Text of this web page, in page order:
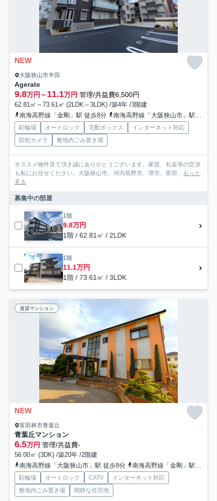
NEW
大阪狭山市半田
Agerate
9.8万円～11.1万円 管理/共益費6,500円
62.81㎡～73.61㎡ (2LDK～3LDK) /築4年 /3階建
南海高野線「金剛」駅 徒歩8分
南海高野線「大阪狭山市」駅 徒歩20分
駐輪場 オートロック 宅配ボックス
インターネット対応
防犯カメラ
敷地内ごみ置き場
オススメ物件見て頂き誠にありがとうございます。家賃、礼金等の交渉
も私にお任せください。大阪狭山市、河内長野市、堺市、富田...
もっと
見る
募集中の部屋
1階
9.8万円
1階 / 62.81㎡ / 2LDK
1階
11.1万円
1階 / 73.61㎡ / 3LDK
賃貸マンション
NEW
富田林市青葉丘
青葉丘マンション
6.5万円 管理/共益費-
56.00㎡ (3DK) /築20年 /2階建
南海高野線「大阪狭山市」駅 徒歩8分
南海高野線「金剛」駅 徒歩18分
駐輪場 オートロック CATV
インターネット対応
敷地内ごみ置き場
閑静な住宅地